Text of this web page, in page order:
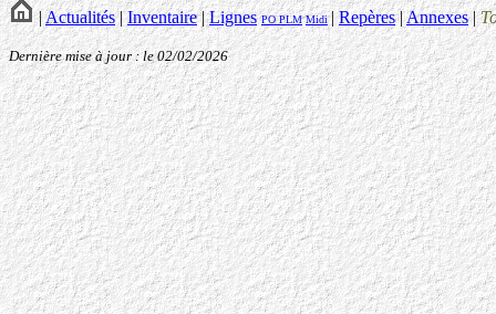
|Actualités|Inventaire|Lignes POPLM Midi |Repères|Annexes|
Dernière mise à jour : le 02/02/2026